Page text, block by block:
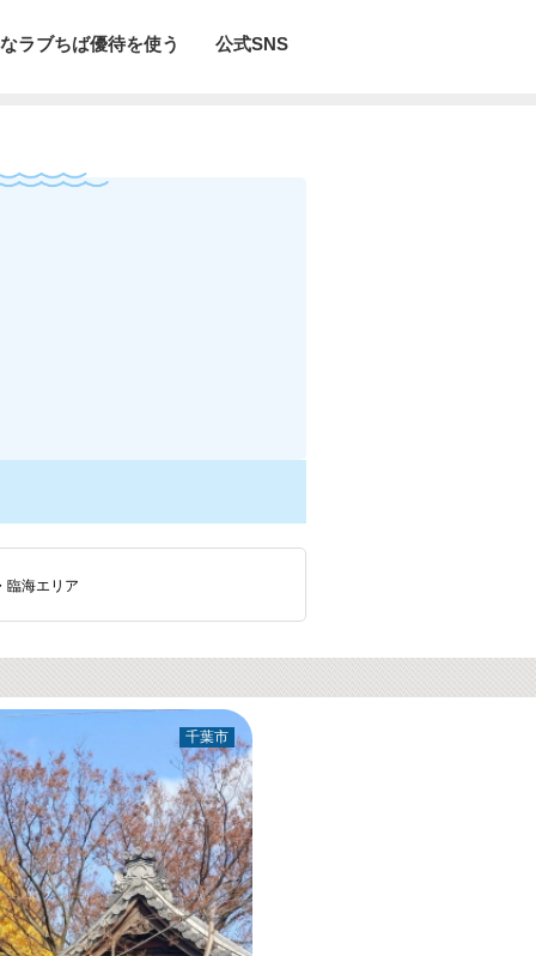
ラブちば優待を使う 公式SNS
臨海エリア
千葉市